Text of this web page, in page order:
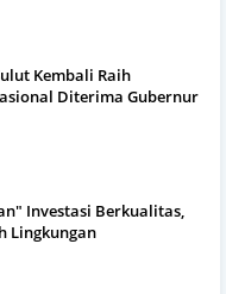
Kembali Raih
Diterima Gubernur
Investasi Berkualitas,
Lingkungan